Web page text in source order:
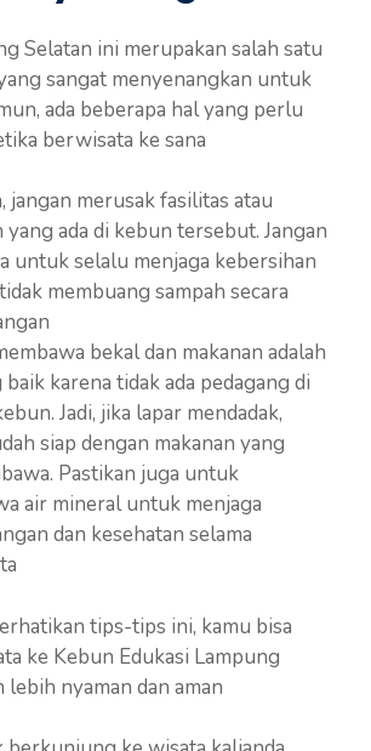
Selatan ini merupakan salah satu
sangat menyenangkan untuk
ada beberapa hal yang perlu
berwisata ke sana
jangan merusak fasilitas atau
yang ada di kebun tersebut. Jangan
untuk selalu menjaga kebersihan
membuang sampah secara
bekal dan makanan adalah
baik karena tidak ada pedagang di
Jadi, jika lapar mendadak,
siap dengan makanan yang
Pastikan juga untuk
air mineral untuk menjaga
dan kesehatan selama
tips-tips ini, kamu bisa
ke Kebun Edukasi Lampung
lebih nyaman dan aman